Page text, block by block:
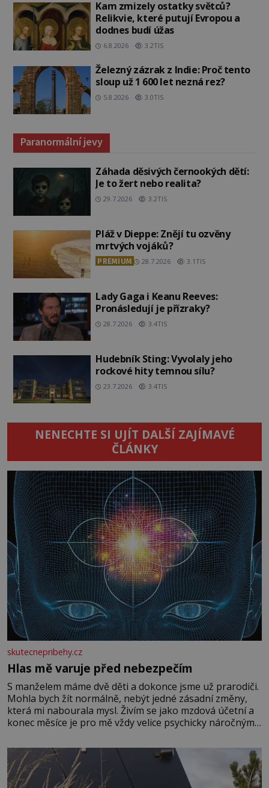
Kam zmizely ostatky světců?
Relikvie, které putují Evropou a
dodnes budí úžas
6.8.2026 3.2TIS
Železný zázrak z Indie: Proč tento
sloup už 1 600 let nezná rez?
5.8.2026 3.0TIS
Paranormální jevy
Záhada děsivých černookých dětí:
Je to žert nebo realita?
29.7.2026 3.2TIS
Pláž v Dieppe: Znějí tu ozvěny
mrtvých vojáků?
PREMIUM 28.7.2026 3.1TIS
Lady Gaga i Keanu Reeves:
Pronásledují je přízraky?
28.7.2026 3.4TIS
Hudebník Sting: Vyvolaly jeho
rockové hity temnou sílu?
23.7.2026 3.4TIS
NENECHTE SI UJÍT DALŠÍ ZAJÍMAVÉ
ČLÁNKY
skutecnepribehy.cz
Hlas mě varuje před nebezpečím
S manželem máme dvě děti a dokonce jsme už prarodiči.
Mohla bych žít normálně, nebýt jedné zásadní změny,
která mi nabourala mysl. Živím se jako mzdová účetní a
konec měsíce je pro mě vždy velice psychicky náročným
dál častěji volá o pomoc, co se hlídání týče. Dalo by se